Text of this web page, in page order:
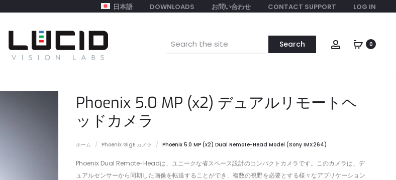
日本語 DOWNLOADS お問い合わせ CONTACT SUPPORT LOG IN
Search
Account0
Phoenix 5.0 MP (x2) デュアルリモートヘ
ッドカメラ
ホーム Phoenix GigE カメラ Phoenix 5.0 MP (x2) Dual Remote-Head Model (Sony IMX264)
Phoenix Dual Remote-Headは、ユニークな省スペース設計のコンパクトカメラです。このカメラは、デ
ュアルセンサーから同期した画像を転送することができ、複数の視野を必要とする様々なアプリケーション